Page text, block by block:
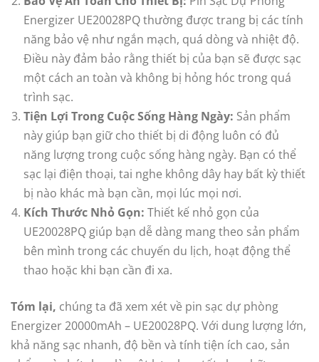
Energizer UE20028PQ thường được trang bị các tính
năng bảo vệ như ngắn mạch, quá dòng và nhiệt độ.
Điều này đảm bảo rằng thiết bị của bạn sẽ được sạc
một cách an toàn và không bị hỏng hóc trong quá
trình sạc.
Tiện Lợi Trong Cuộc Sống Hàng Ngày: Sản phẩm
này giúp bạn giữ cho thiết bị di động luôn có đủ
năng lượng trong cuộc sống hàng ngày. Bạn có thể
sạc lại điện thoại, tai nghe không dây hay bất kỳ thiết
bị nào khác mà bạn cần, mọi lúc mọi nơi.
Kích Thước Nhỏ Gọn: Thiết kế nhỏ gọn của
UE20028PQ giúp bạn dễ dàng mang theo sản phẩm
bên mình trong các chuyến du lịch, hoạt động thể
thao hoặc khi bạn cần đi xa.
Tóm lại, chúng ta đã xem xét về pin sạc dự phòng
Energizer 20000mAh – UE20028PQ. Với dung lượng lớn,
khả năng sạc nhanh, độ bền và tính tiện ích cao, sản